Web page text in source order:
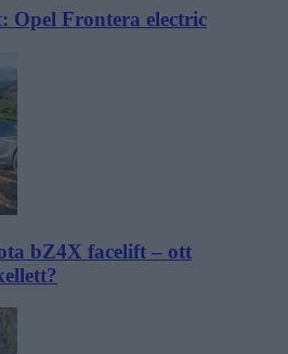
Opel Frontera electric
bZ4X facelift – ott